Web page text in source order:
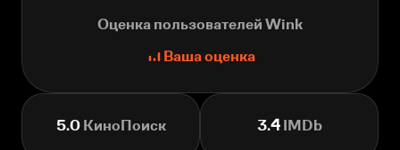
Оценка пользователей Wink
Ваша оценка
5.0КиноПоиск 3.4IMDb